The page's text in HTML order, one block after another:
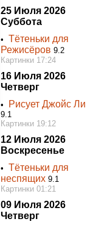
25 Июля 2026
Суббота
• Тётеньки для
Режисёров 9.2
Картинки 17:24
16 Июля 2026
Четверг
• Рисует Джойс Ли
9.1
Картинки 19:12
12 Июля 2026
Воскресенье
• Тётеньки для
неспящих 9.1
Картинки 01:21
09 Июля 2026
Четверг